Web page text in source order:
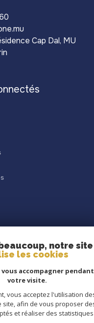
Cap Dal, MU
notre site
les cookies
accompagner pendant
votre visite.
vous acceptez l'utilisation
site, afin de vous proposer
et réaliser des statistiques